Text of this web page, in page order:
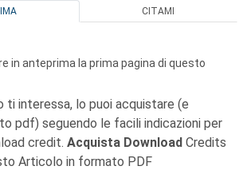
CITAMI
in anteprima la prima pagina di questo
ti interessa, lo puoi acquistare (e
pdf) seguendo le facili indicazioni per
credit. Acquista Download Credits
Articolo in formato PDF